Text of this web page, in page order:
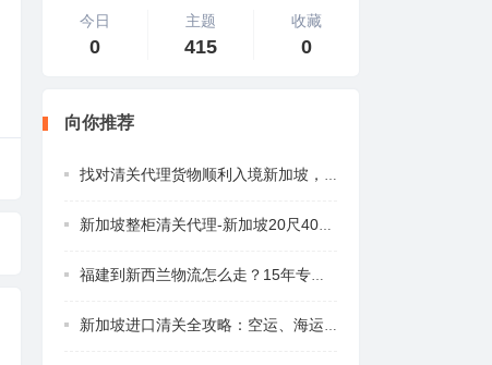
今日
0
主题
415
收藏
0
向你推荐
找对清关代理货物顺利入境新加坡，递接物流
新加坡整柜清关代理-新加坡20尺40尺整柜集
福建到新西兰物流怎么走？15年专业团队为你
新加坡进口清关全攻略：空运、海运与快递如